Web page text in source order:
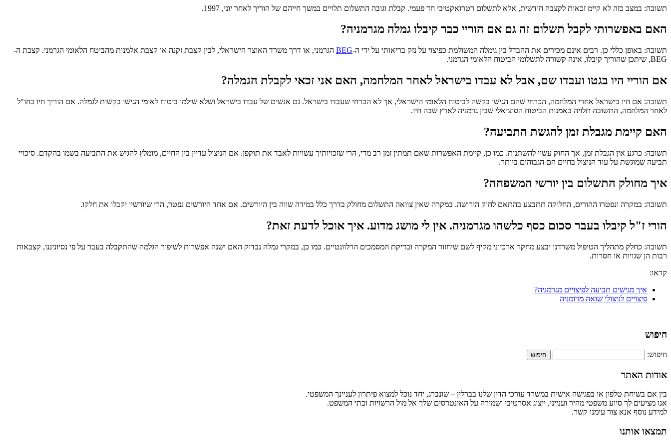
תשובה: במצב כזה לא קיימ זכאות לקצבה חודשית, אלא לתשלום רטרואקטיבי חד פעמי. קבלת וגובה התשלום תלויים במשך חייהם של הוריך לאחר יוני, 1997.
האם באפשרותי לקבל תשלום זה גם אם הוריי כבר קיבלו גמלה מגרמניה?
תשובה: באופן כללי כן. רבים אינם מכירים את ההבדל בין גימלה המשולמת כפיצוי על נזק בריאותי על ידי ה-BEG הגרמני, או דרך משרד האוצר הישראלי, לבין קצבת זקנה או קצבת אלמנות מהביטח הלאומי הגרמני. קצבת ה-
BEG, שיתכן שהוריך קיבלו, אינה קשורה לתשלומי הביטוח הלאומי הגרמני.
אם הוריי היו בגטו ועבדו שם, אבל לא עבדו בישראל לאחר המלחמה, האם אני זכאי לקבלת הגמלה?
תשובה: אם חיו בישראל אחרי המלחמה, הכרחי שהם הגישו בקשה לביטוח הלאומי הישראלי, אך לא הכרחי שעבדו בישראל. גם אנשים של עבדו בישראל ושלא שילמו ביטוח לאומי הגישו בקשות לגמלה. אם הוריך חיו בחו"ל
לאחר המלחמה, התשובה תלויה באמנות הביטוח הסוציאלי שבין גרמניה לארץ שבה חיו.
האם קיימת מגבלת זמן להגשת התביעה?
תשובה: כרגע אין הגבלת זמן, אך החוק עשוי להשתנות. כמו כן, קיימת האפשרות שאם תמתין זמן רב מדי, הרי שזכויותיך עשויות לאבד את תוקפן. אם הניצול עדיין בין החיים, מומלץ להגיש את התביעה בשמו בהקדם. סיכויי
תביעה שמוגשת על עוד הניצול בחיים הם הגבוהים ביותר.
איך מחולק התשלום בין יורשי המשפחה?
תשובה: במקרה ונפטרו ההורים, החלוקה תתבצע בהתאם לחוק הירושה. במקרה שאין צוואה התשלום מחולק בדרך כלל במידה שווה בין היורשים. אם אחד היורשים נפטר, הרי שיורשיו יקבלו את חלקו.
הורי ז"ל קיבלו בעבר סכום כסף כלשהו מגרמניה. אין לי מושג מדוע. איך אוכל לדעת זאת?
תשובה: כחלק מתהליך הטיפול משרדנו יבצע מחקר ארכיוני מקיף לשם שיחזור המקרה ובדיקת המסמכים הרלוונטיים. כמו כן, במקרי גמלה נבדוק האם ישנה אפשרות לשיפור הגלמה שהתקבלה בעבר על פי נסיוניננו, קצבאות
רבות הן שגויות או חסרות.
קראו:
איך מגישים תביעה לפיצויים מגרמניה?
פיצויים לניצולי שואה מרומניה
חיפוש
חיפוש:
אודות האתר
בין אם בשיחת טלפון או בפגישה אישית במשרד עורכי הדין שלנו בברלין – שונברג, יחד נוכל למצוא פיתרון לעניינך המשפטי.
אנו מציעים לך סיוע משפטי מהיר וענייני, ייצוג אסרטיבי ושמירה על האינטרסים שלך אל מול הרשויות ובתי המשפט.
למידע נוסף אנא צור עימנו קשר.
תמצאו אותנו